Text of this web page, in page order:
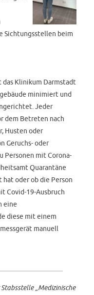
Sichtungsstellen beim
das Klinikum Darmstadt
minimiert und
Jeder
dem Betreten nach
Husten oder
Geruchs- oder
Personen mit Corona-
Quarantäne
oder ob die Person
Covid-19-Ausbruch
eine
diese mit einem
manuell
„Medizinische